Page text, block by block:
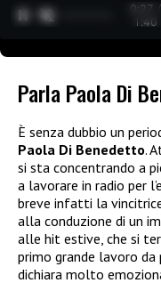
0:27 /
1:40
Parla Paola Di
È senza dubbio un
Paola Di Benedetto.
si sta concentrando a
a lavorare in radio per
breve infatti la
alla conduzione di un
alle hit estive, che si
primo grande lavoro
dichiara molto